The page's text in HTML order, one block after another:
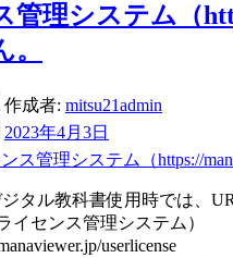
管理システム（
作成者: mitsu21admin
2023年4月3日
ス管理システム（https://
タル教科書使用時では、
イセンス管理システム）
userlicense